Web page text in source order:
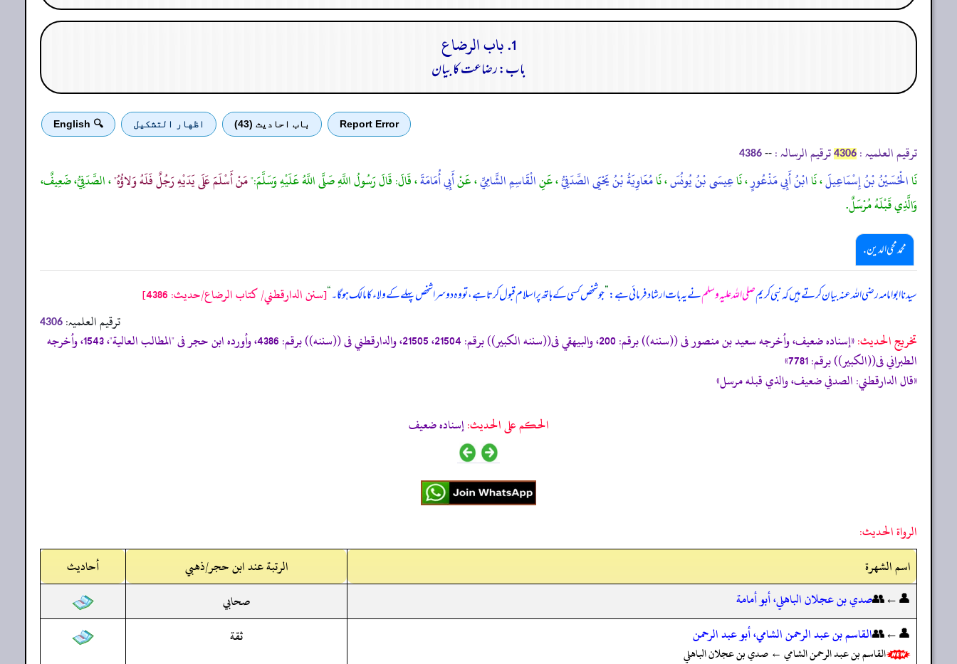
1. باب الرضاع
باب: رضاعت کا بیان
Report Error باب احادیث (43) اظهار التشكيل 🔍 English
ترقیم العلمیہ : 4306 ترقیم الرسالہ : --
4386
نَاالْحُسَيْنُ بْنُ إِسْمَاعِيلَ، نَاابْنُ أَبِي مَذْعُورٍ، نَاعِيسَى بْنُ يُونُسَ، نَامُعَاوِيَةُ بْنُ يَحْيَى الصَّدَفِيُّ، عَنِالْقَاسِمِ الشَّامِيِّ، عَنْأَبِي أُمَامَةَ، قَالَ: قَالَ رَسُولُ اللَّهِ صَلَّى اللَّهُ عَلَيْهِ وَسَلَّمَ:"مَنْ أَسْلَمَ عَلَى يَدَيْهِ رَجُلٌ فَلَهُ وَلاؤُهُ"، الصَّدَفِيُّ، ضَعِيفٌ،
وَالَّذِي قَبْلَهُ مُرْسَلٌ.
محمد محی الدین .
سیدنا ابوامامہ رضی اللہ عنہ بیان کرتے ہیں کہ نبی کریمصلی اللہ علیہ وسلمنے یہ بات ارشاد فرمائی ہے:”جو شخص کسی کے ہاتھ پر اسلام قبول کرتا ہے، تو وہ دوسرا شخص پہلے کے ولاء کا مالک ہو گا۔“[سنن الدارقطني/ كتاب الرضاع/حدیث: 4386]
ترقیم العلمیہ: 4306
تخریج الحدیث:
«إسناده ضعيف، وأخرجه سعيد بن منصور فى ((سننه)) برقم: 200، والبيهقي فى((سننه الكبير)) برقم: 21504، 21505، والدارقطني فى ((سننه)) برقم: 4386، وأورده ابن حجر فى "المطالب العالية"، 1543، وأخرجه
الطبراني فى((الكبير)) برقم: 7781»
«قال الدارقطني: الصدفي ضعيف، والذي قبله مرسل»
الحكم على الحديث:إسناده ضعيف
الرواة الحديث:
اسم الشهرة
الرتبة عند ابن حجر/ذهبي
أحاديث
👤←👥صدي بن عجلان الباهلي، أبو أمامة
صحابي
👤←👥القاسم بن عبد الرحمن الشامي، أبو عبد الرحمن
القاسم بن عبد الرحمن الشامي ← صدي بن عجلان الباهلي
ثقة